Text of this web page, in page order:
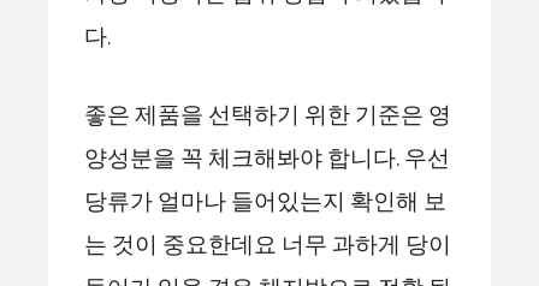
다.
좋은 제품을 선택하기 위한 기준은 영
양성분을 꼭 체크해봐야 합니다. 우선
당류가 얼마나 들어있는지 확인해 보
는 것이 중요한데요 너무 과하게 당이